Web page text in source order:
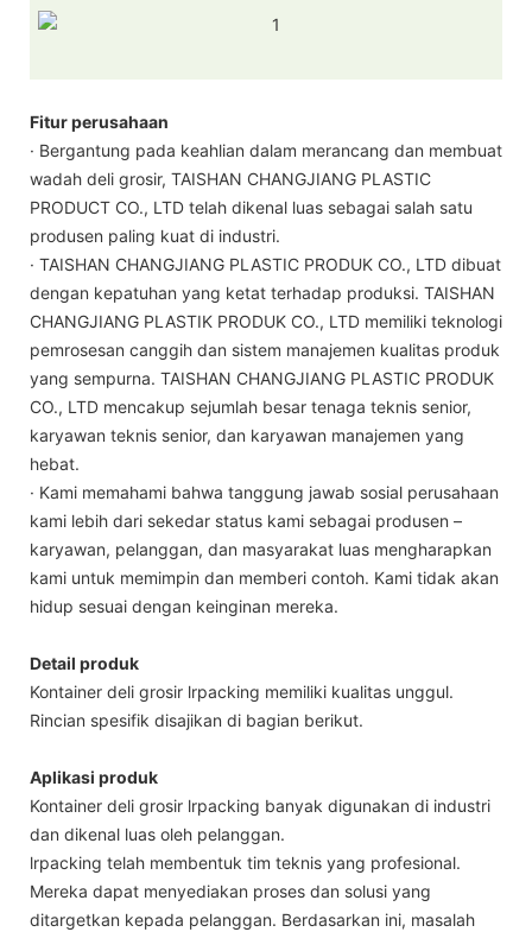
Fitur perusahaan
· Bergantung pada keahlian dalam merancang dan membuat
wadah deli grosir, TAISHAN CHANGJIANG PLASTIC
PRODUCT CO., LTD telah dikenal luas sebagai salah satu
produsen paling kuat di industri.
· TAISHAN CHANGJIANG PLASTIC PRODUK CO., LTD dibuat
dengan kepatuhan yang ketat terhadap produksi. TAISHAN
CHANGJIANG PLASTIK PRODUK CO., LTD memiliki teknologi
pemrosesan canggih dan sistem manajemen kualitas produk
yang sempurna. TAISHAN CHANGJIANG PLASTIC PRODUK
CO., LTD mencakup sejumlah besar tenaga teknis senior,
karyawan teknis senior, dan karyawan manajemen yang
hebat.
· Kami memahami bahwa tanggung jawab sosial perusahaan
kami lebih dari sekedar status kami sebagai produsen –
karyawan, pelanggan, dan masyarakat luas mengharapkan
kami untuk memimpin dan memberi contoh. Kami tidak akan
hidup sesuai dengan keinginan mereka.
Detail produk
Kontainer deli grosir lrpacking memiliki kualitas unggul.
Rincian spesifik disajikan di bagian berikut.
Aplikasi produk
Kontainer deli grosir lrpacking banyak digunakan di industri
dan dikenal luas oleh pelanggan.
lrpacking telah membentuk tim teknis yang profesional.
Mereka dapat menyediakan proses dan solusi yang
ditargetkan kepada pelanggan. Berdasarkan ini, masalah